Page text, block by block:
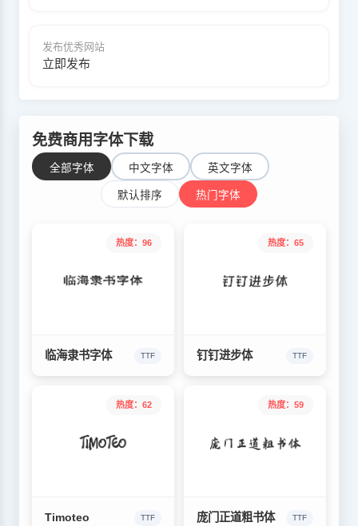
发布优秀网站
立即发布
免费商用字体下载
全部字体 中文字体 英文字体
默认排序 热门字体
热度：96
临海隶书字体 TTF
热度：65
钉钉进步体 TTF
热度：62
Timoteo TTF
热度：59
庞门正道粗书体 TTF